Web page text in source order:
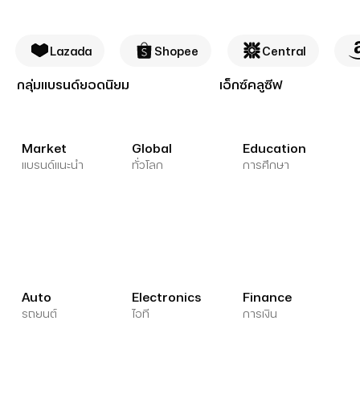
Market
แบรนด์แนะนำ
Global
ทั่วโลก
Education
การศึกษา
Auto
รถยนต์
Electronics
ไอที
Finance
การเงิน
กลุ่มแบรนด์ยอดนิยม เอ็กซ์คลูซีฟ
Lazada Shopee Central